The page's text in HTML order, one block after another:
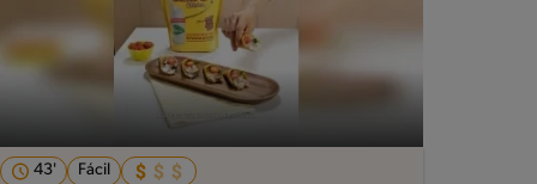
43' Fácil